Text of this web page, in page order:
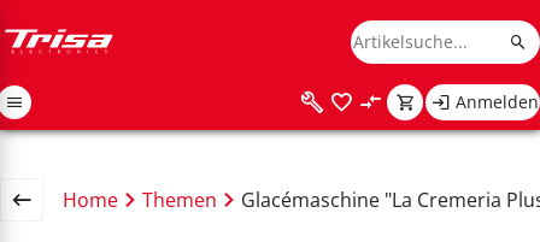
Anmelden
Home Themen Glacémaschine "La Cremeria